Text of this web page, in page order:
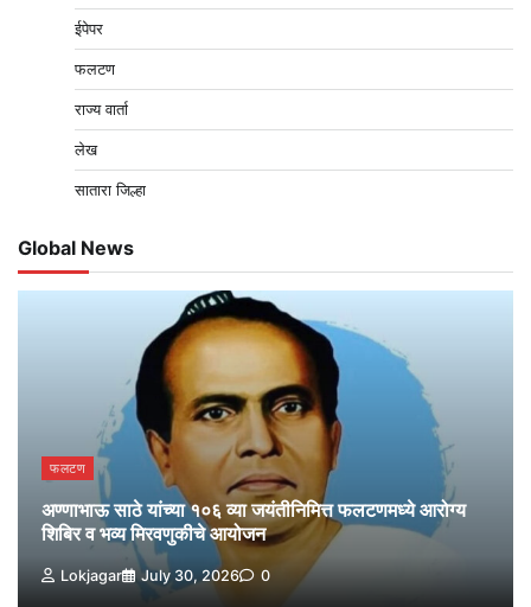
ईपेपर
फलटण
राज्य वार्ता
लेख
सातारा जिल्हा
Global News
फलटण
अण्णाभाऊ साठे यांच्या १०६ व्या जयंतीनिमित्त फलटणमध्ये आरोग्य
शिबिर व भव्य मिरवणुकीचे आयोजन
Lokjagar July 30, 2026 0